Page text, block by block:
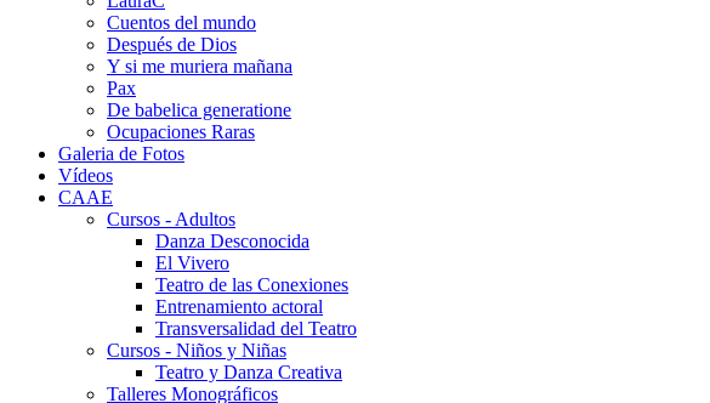
Cuentos del mundo
Después de Dios
Y si me muriera mañana
Pax
De babelica generatione
Ocupaciones Raras
Galeria de Fotos
Vídeos
CAAE
Cursos - Adultos
Danza Desconocida
El Vivero
Teatro de las Conexiones
Entrenamiento actoral
Transversalidad del Teatro
Cursos - Niños y Niñas
Teatro y Danza Creativa
Talleres Monográficos